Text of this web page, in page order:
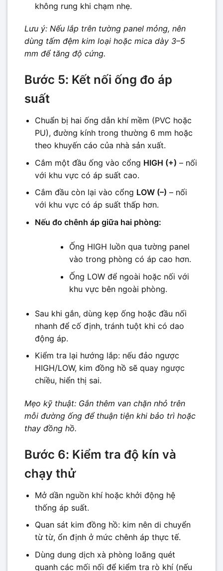
không rung khi chạm nhẹ.
Lưu ý: Nếu lắp trên tường panel mỏng, nên
dùng tấm đệm kim loại hoặc mica dày 3–5
mm để tăng độ cứng.
Bước 5: Kết nối ống đo áp
suất
Chuẩn bị hai ống dẫn khí mềm (PVC hoặc
PU), đường kính trong thường 6 mm hoặc
theo khuyến cáo của nhà sản xuất.
Cắm một đầu ống vào cổng HIGH (+) – nối
với khu vực có áp suất cao.
Cắm đầu còn lại vào cổng LOW (–) – nối
với khu vực có áp suất thấp hơn.
Nếu đo chênh áp giữa hai phòng:
Ống HIGH luồn qua tường panel
vào trong phòng có áp cao hơn.
Ống LOW để ngoài hoặc nối với
khu vực bên ngoài phòng.
Sau khi gắn, dùng kẹp ống hoặc đầu nối
nhanh để cố định, tránh tuột khi có dao
động áp.
Kiểm tra lại hướng lắp: nếu đảo ngược
HIGH/LOW, kim đồng hồ sẽ quay ngược
chiều, hiển thị sai.
Mẹo kỹ thuật: Gắn thêm van chặn nhỏ trên
mỗi đường ống để thuận tiện khi bảo trì hoặc
thay đồng hồ.
Bước 6: Kiểm tra độ kín và
chạy thử
Mở dần nguồn khí hoặc khởi động hệ
thống áp suất.
Quan sát kim đồng hồ: kim nên di chuyển
từ từ, ổn định ở mức chênh áp thực tế.
Dùng dung dịch xà phòng loãng quét
quanh các mối nối để kiểm tra rò khí (nếu